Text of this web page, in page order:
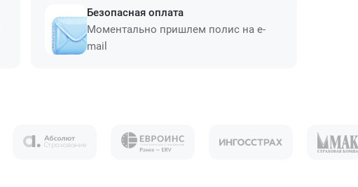
Безопасная оплата
Моментально пришлем полис на e-
mail